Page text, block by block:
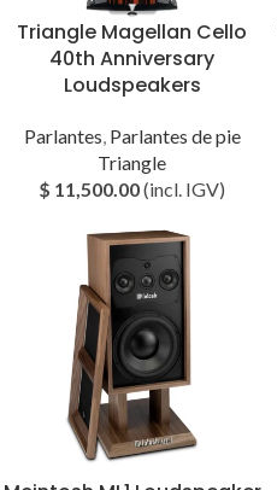
Triangle Magellan Cello
40th Anniversary
Loudspeakers
Parlantes, Parlantes de pie
Triangle
$ 11,500.00(incl. IGV)